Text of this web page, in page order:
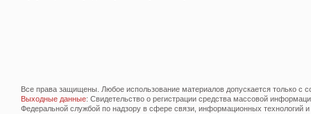
Все права защищены. Любое использование материалов допускается только с
Выходные данные: Свидетельство о регистрации средства массовой
Федеральной службой по надзору в сфере связи, информационных технологий